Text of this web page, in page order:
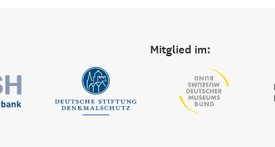
Mitglied im: